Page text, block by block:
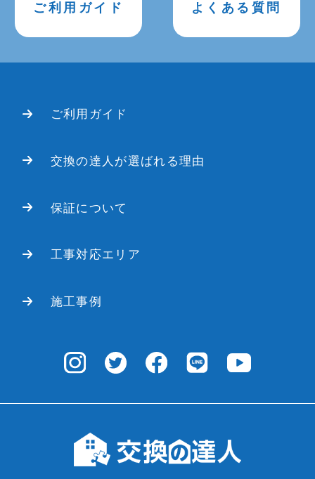
ご利用ガイド よくある質問
ご利用ガイド
交換の達人が選ばれる理由
保証について
工事対応エリア
施工事例